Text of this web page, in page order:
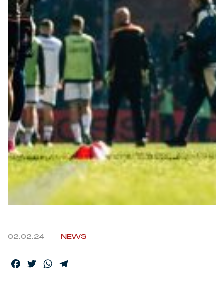
Robe di Kappa x Genoa
Vintage Collection
Red&Blue Voices
Kids
Accessori
Party
Outlet
02.02.24 NEWS
Facebook
TwitterWhatsApp